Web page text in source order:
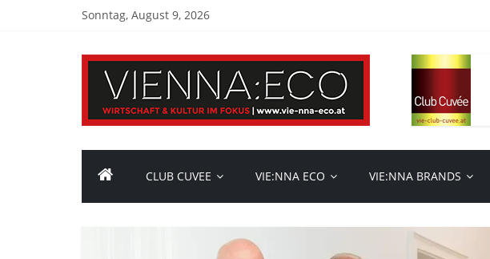
Sonntag, August 9, 2026
CLUB CUVEE VIE:NNA ECO VIE:NNA BRANDS